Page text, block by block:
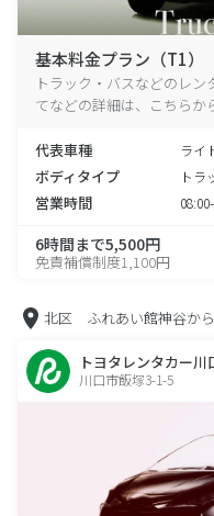
基本料金プラン（T1）
トラック・バスなどのレ
てなどの詳細は、こちらか
代表車種 ライ
ボディタイプ トラ
営業時間
6時間まで5,500円
免責補償制度1,100円
北区 ふれあい館神谷から
トヨタレンタカー川
川口市飯塚3-1-5